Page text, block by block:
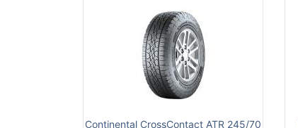
Continental CrossContact ATR 245/70